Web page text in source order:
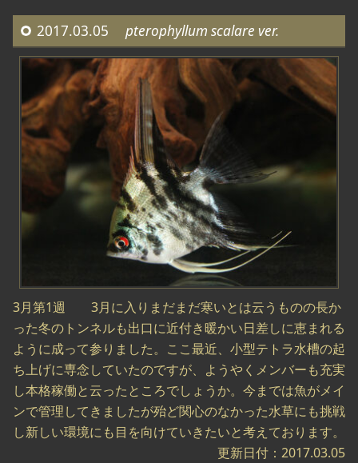
2017.03.05 pterophyllum scalare ver.
3月第1週 3月に入りまだまだ寒いとは云うものの長か
った冬のトンネルも出口に近付き暖かい日差しに恵まれる
ように成って参りました。ここ最近、小型テトラ水槽の起
ち上げに専念していたのですが、ようやくメンバーも充実
し本格稼働と云ったところでしょうか。今までは魚がメイ
ンで管理してきましたが殆ど関心のなかった水草にも挑戦
し新しい環境にも目を向けていきたいと考えております。
更新日付：2017.03.05